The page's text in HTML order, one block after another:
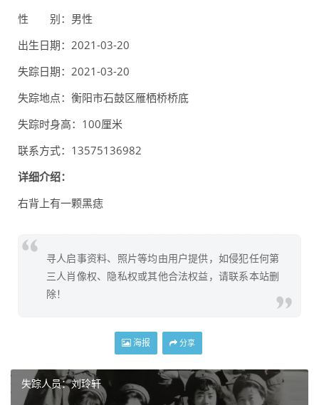
性 别：男性
出生日期：2021-03-20
失踪日期：2021-03-20
失踪地点：衡阳市石鼓区雁栖桥桥底
失踪时身高：100厘米
联系方式：13575136982
详细介绍：
右背上有一颗黑痣
寻人启事资料、照片等均由用户提供，如侵犯任何第
三人肖像权、隐私权或其他合法权益，请联系本站删
除！
海报 分享
失踪人员：刘玲轩